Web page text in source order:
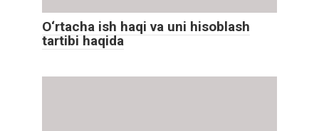
O‘rtacha ish haqi va uni hisoblash
tartibi haqida